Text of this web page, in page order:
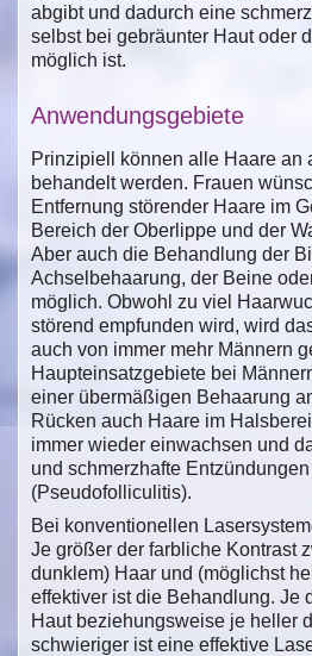
abgibt und dadurch eine
selbst bei gebräunter Haut oder
möglich ist.
Anwendungsgebiete
Prinzipiell können alle Haare an
behandelt werden. Frauen
Entfernung störender Haare im
Bereich der Oberlippe und der
Aber auch die Behandlung der
Achselbehaarung, der Beine
möglich. Obwohl zu viel
störend empfunden wird, wird
auch von immer mehr Männern
Haupteinsatzgebiete bei
einer übermäßigen Behaarung
Rücken auch Haare im
immer wieder einwachsen und
und schmerzhafte
(Pseudofolliculitis).
Bei konventionellen
Je größer der farbliche Kontrast
dunklem) Haar und (möglichst
effektiver ist die Behandlung. Je
Haut beziehungsweise je heller
schwieriger ist eine effektive